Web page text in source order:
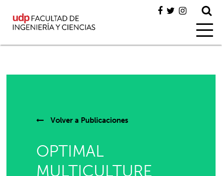
Volver a Publicaciones
OPTIMAL
MULTICULTURE